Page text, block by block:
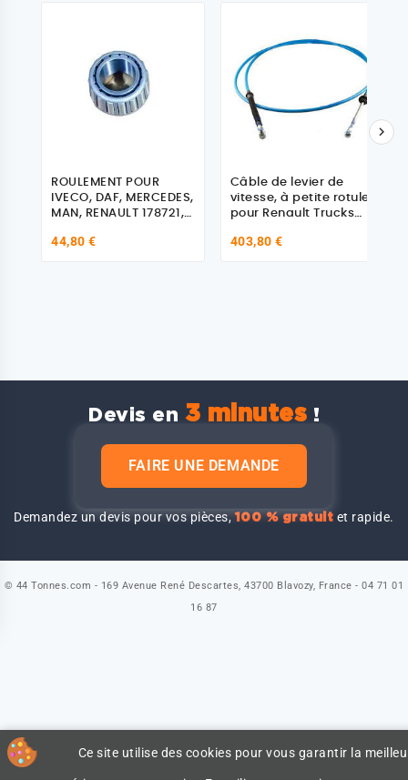
ROULEMENT POUR
IVECO, DAF, MERCEDES,
MAN, RENAULT 178721,
44,80 €
Câble de levier de
vitesse, à petite rotule,
pour Renault Trucks
403,80 €

Devis en 3 minutes !
FAIRE UNE DEMANDE
Demandez un devis pour vos pièces,100 % gratuit et rapide.
Ce site utilise des cookies pour vous garantir la
© 44 Tonnes.com - 169 Avenue René Descartes, 43700 Blavozy, France - 04 71 01
16 87